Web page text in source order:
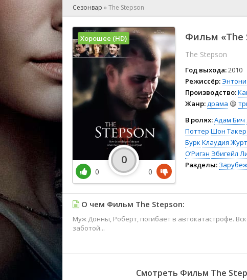
🕺 Мюзикл
👨‍💻 Реальное тв
🎤 Ток-шоу
🧙‍♀️ Фантастика
🏅 Церемония
Сезонвар »The Stepson
Фильм «The
The Stepson
Год выхода:2010
Режиссёр:
Производство:
Жанр:драма 😫
В ролях:Адам Бич
Поттер Шон Такер
Бурк Клаудия Журт
О’Ригэн Эбигейл
Разделы:
Хорошее (HD)
0
0
0
О чем Фильм The Stepson:
Муж Донны, Роберт, погибает в автокатастрофе.
заботой...
Смотреть Фильм The